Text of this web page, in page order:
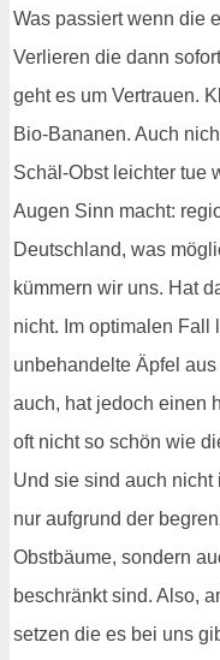
Was passiert wenn die
Verlieren die dann
geht es um Vertrauen.
Bio-Bananen. Auch
Schäl-Obst leichter tue
Augen Sinn macht:
Deutschland, was
kümmern wir uns. Hat
nicht. Im optimalen Fall
unbehandelte Äpfel
auch, hat jedoch einen
oft nicht so schön wie
Und sie sind auch
nur aufgrund der
Obstbäume, sondern
beschränkt sind. Also,
setzen die es bei uns